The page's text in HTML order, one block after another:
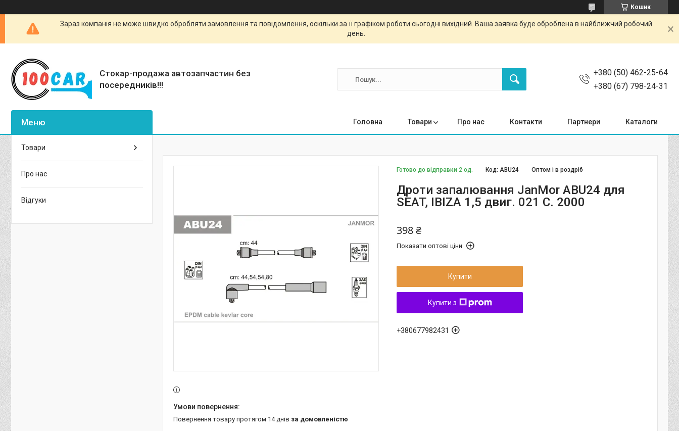
Кошик
Зараз компанія не може швидко обробляти замовлення та повідомлення, оскільки за її графіком роботи сьогодні вихідний. Ваша заявка буде оброблена в найближчий робочий
день.
Стокар-продажа автозапчастин без
посередників!!!
+380 (50) 462-25-64
+380 (67) 798-24-31
Головна Товари Про нас Контакти Партнери Каталоги
Готово до відправки 2 од. Оптом і в роздріб
Код:ABU24
Дроти запалювання JanMor ABU24 для
SEAT, IBIZA 1,5 двиг. 021 C. 2000
398 ₴
Показати оптові ціни
Купити
Купити з
+380677982431
повернення товару протягом 14 днів за домовленістю
Товари
Про нас
Відгуки